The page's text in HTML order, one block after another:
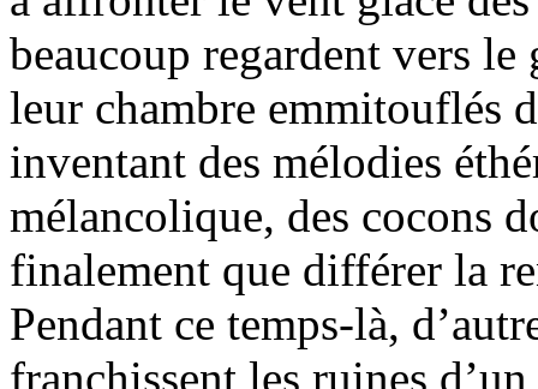
beaucoup regardent vers
leur chambre emmitouflés
inventant des mélodies
mélancolique, des cocons
finalement que différer la
Pendant ce temps-là,
franchissent les ruines